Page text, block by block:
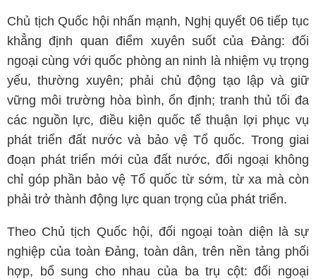
Chủ tịch Quốc hội nhấn mạnh, Nghị quyết 06 tiếp tục
khẳng định quan điểm xuyên suốt của Đảng: đối
ngoại cùng với quốc phòng an ninh là nhiệm vụ trọng
yếu, thường xuyên; phải chủ động tạo lập và giữ
vững môi trường hòa bình, ổn định; tranh thủ tối đa
các nguồn lực, điều kiện quốc tế thuận lợi phục vụ
phát triển đất nước và bảo vệ Tổ quốc. Trong giai
đoạn phát triển mới của đất nước, đối ngoại không
chỉ góp phần bảo vệ Tổ quốc từ sớm, từ xa mà còn
phải trở thành động lực quan trọng của phát triển.
Theo Chủ tịch Quốc hội, đối ngoại toàn diện là sự
nghiệp của toàn Đảng, toàn dân, trên nền tảng phối
hợp, bổ sung cho nhau của ba trụ cột: đối ngoại